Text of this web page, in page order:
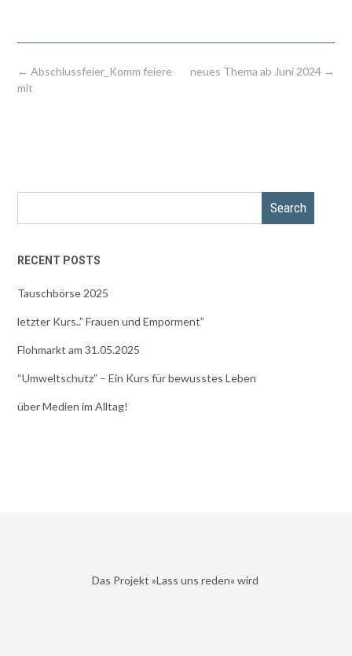
Post
navigation
neues Thema ab Juni 2024 →
← Abschlussfeier_Komm feiere
mit
Search
RECENT POSTS
Tauschbörse 2025
letzter Kurs..” Frauen und Emporment”
Flohmarkt am 31.05.2025
“Umweltschutz” – Ein Kurs für bewusstes Leben
über Medien im Alltag!
Das Projekt »Lass uns reden« wird